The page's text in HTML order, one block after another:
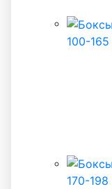
100-
170-